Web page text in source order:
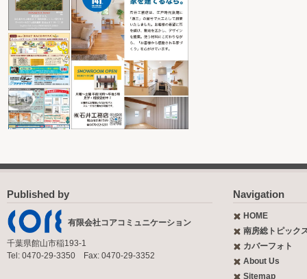
Published by
有限会社コアコミュニケーション
千葉県館山市稲193-1
Tel: 0470-29-3350 Fax: 0470-29-3352
Navigation
HOME
南房総トピック
カバーフォト
About Us
Sitemap